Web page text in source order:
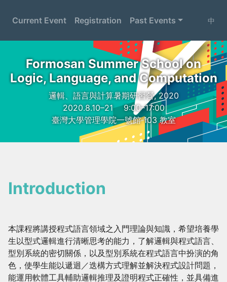
Current Event Registration Past Events 中
Formosan Summer School on
Logic, Language, and Computation
邏輯、語言與計算暑期研習營, 2020
2020.8.10–21
9:00–17:00
臺灣大學管理學院一號館 103 教室
Introduction
本課程將講授程式語言領域之入門理論與知識，希望培養學
生以型式邏輯進行清晰思考的能力，了解邏輯與程式語言、
型別系統的密切關係，以及型別系統在程式語言中扮演的角
色，使學生能以遞迴／迭構方式理解並解決程式設計問題，
能運用軟體工具輔助邏輯推理及證明程式正確性，並具備進